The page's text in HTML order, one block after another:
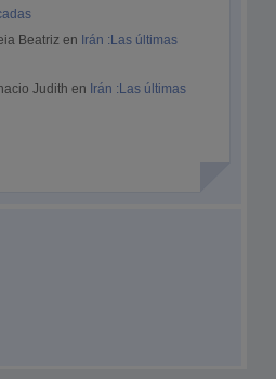
Beatriz en Irán :Las últimas
Judith en Irán :Las últimas